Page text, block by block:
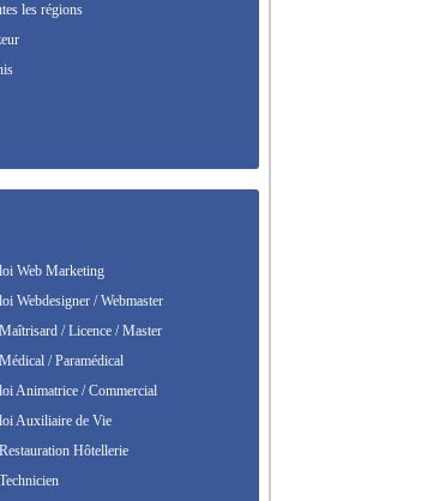
les régions
Web Marketing
Webdesigner / Webmaster
/ Licence / Master
/ Paramédical
Animatrice / Commercial
Auxiliaire de Vie
Hôtellerie